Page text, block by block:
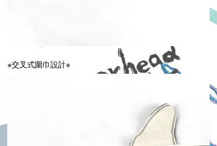
※交叉式圍巾設計※